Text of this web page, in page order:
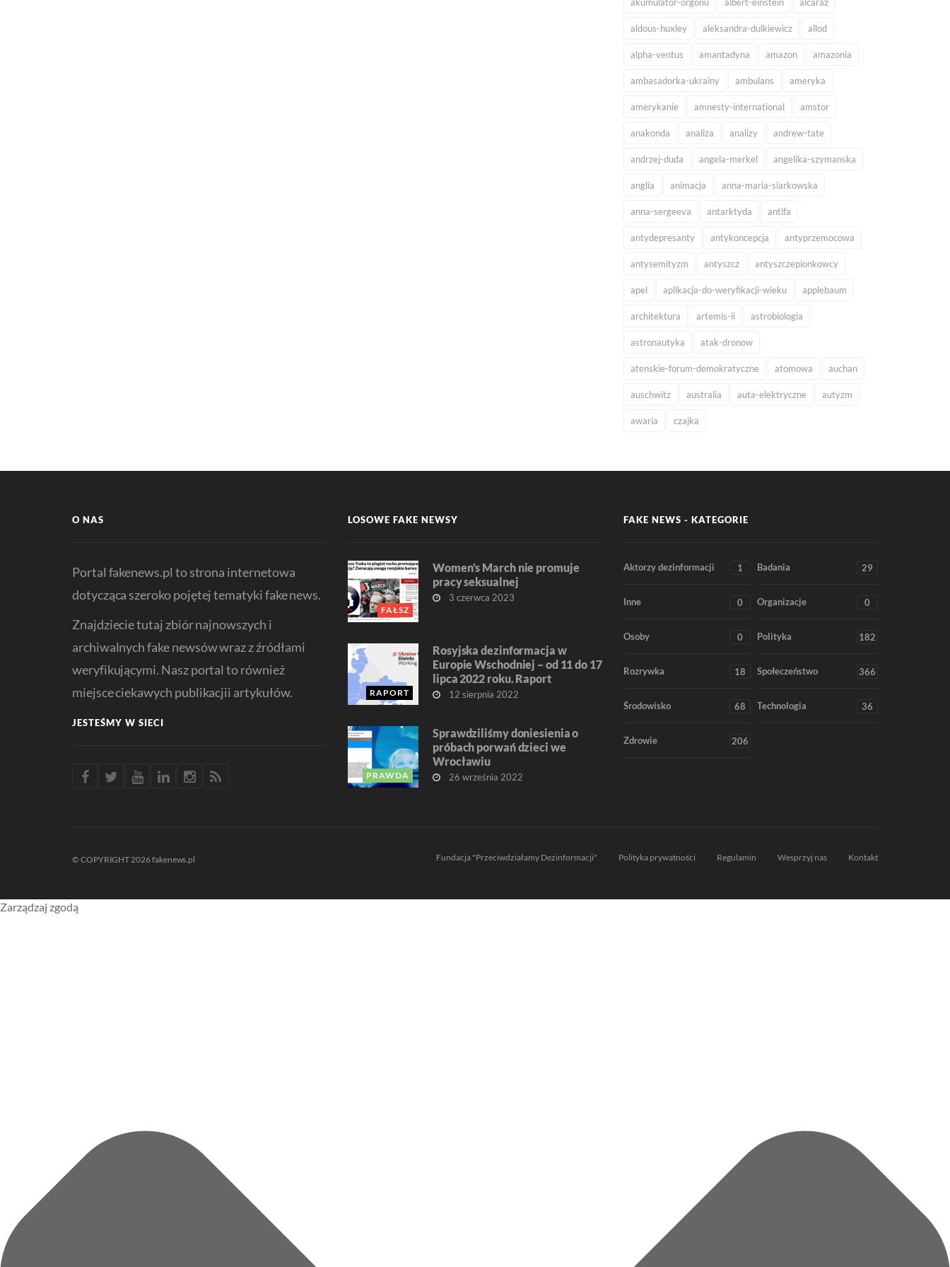
aldous-huxley aleksandra-dulkiewicz allod
alpha-ventus amantadyna amazon amazonia
ambasadorka-ukrainy ambulans ameryka
amerykanie amnesty-international amstor
anakonda analiza analizy andrew-tate
andrzej-duda angela-merkel angelika-szymanska
anglia animacja anna-maria-siarkowska
anna-sergeeva antarktyda antifa
antydepresanty antykoncepcja antyprzemocowa
antysemityzm antyszcz antyszczepionkowcy
apel aplikacja-do-weryfikacji-wieku applebaum
architektura artemis-ii astrobiologia
astronautyka atak-dronow
atenskie-forum-demokratyczne atomowa auchan
auschwitz australia auta-elektryczne autyzm
awaria czajka
O NAS
Portal fakenews.pl to strona internetowa
dotycząca szeroko pojętej tematyki fake news.
Znajdziecie tutaj zbiór najnowszych i
archiwalnych fake newsów wraz z źródłami
weryfikującymi. Nasz portal to również
miejsce ciekawych publikacjii artykułów.
JESTEŚMY W SIECI
LOSOWE FAKE NEWSY
FAŁSZ
Women’s March nie promuje
pracy seksualnej
3 czerwca 2023
RAPORT
Rosyjska dezinformacja w
Europie Wschodniej – od 11 do 17
lipca 2022 roku. Raport
12 sierpnia 2022
PRAWDA
Sprawdziliśmy doniesienia o
próbach porwań dzieci we
Wrocławiu
26 września 2022
FAKE NEWS - KATEGORIE
Aktorzy dezinformacji 1 Badania 29
Inne 0 Organizacje 0
Osoby 0 Polityka 182
Rozrywka 18 Społeczeństwo 366
Środowisko 68 Technologia 36
Zdrowie 206
© COPYRIGHT 2026 fakenews.pl Fundacja "Przeciwdziałamy Dezinformacji" Polityka prywatności Regulamin Wesprzyj nas Kontakt
Zarządzaj zgodą